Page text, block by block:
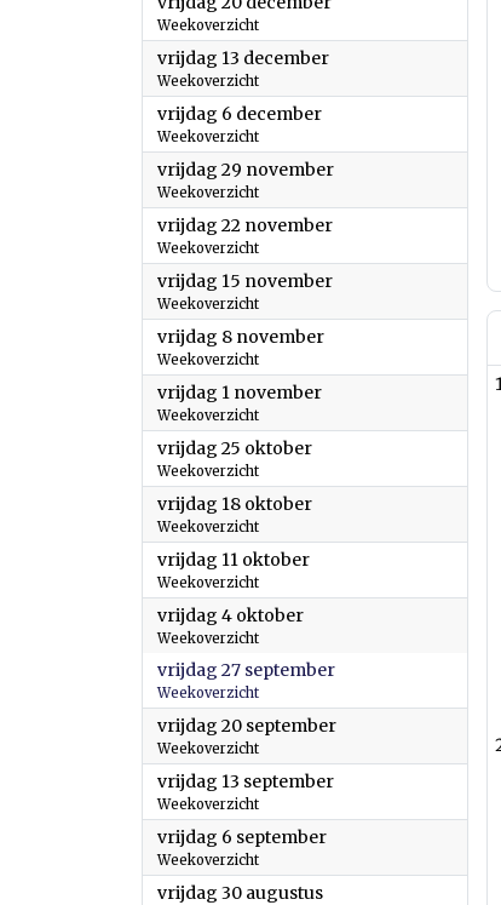
Weekoverzicht
vrijdag 13 december2024
Weekoverzicht
vrijdag 6 december2024
Weekoverzicht
vrijdag 29 november2024
Weekoverzicht
vrijdag 22 november2024
Weekoverzicht
vrijdag 15 november2024
Weekoverzicht
vrijdag 8 november2024
Weekoverzicht
vrijdag 1 november2024
Weekoverzicht
vrijdag 25 oktober2024
Weekoverzicht
vrijdag 18 oktober2024
Weekoverzicht
vrijdag 11 oktober2024
Weekoverzicht
vrijdag 4 oktober2024
Weekoverzicht
vrijdag 27 september2024
Weekoverzicht
vrijdag 20 september2024
Weekoverzicht
vrijdag 13 september2024
Weekoverzicht
vrijdag 6 september2024
Weekoverzicht
vrijdag 30 augustus2024